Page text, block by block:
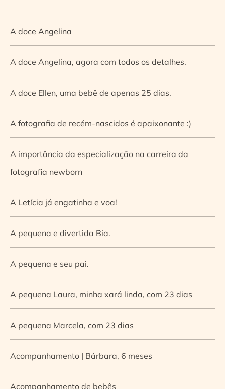
A doce Angelina
A doce Angelina, agora com todos os detalhes.
A doce Ellen, uma bebê de apenas 25 dias.
A fotografia de recém-nascidos é apaixonante :)
A importância da especialização na carreira da
fotografia newborn
A Letícia já engatinha e voa!
A pequena e divertida Bia.
A pequena e seu pai.
A pequena Laura, minha xará linda, com 23 dias
A pequena Marcela, com 23 dias
Acompanhamento | Bárbara, 6 meses
Acompanhamento de bebês